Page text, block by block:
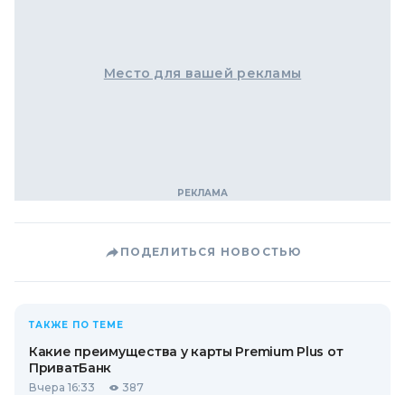
Место для вашей рекламы
ПОДЕЛИТЬСЯ НОВОСТЬЮ
ТАКЖЕ ПО ТЕМЕ
Какие преимущества у карты Premium Plus от
ПриватБанк
Вчера 16:33 387